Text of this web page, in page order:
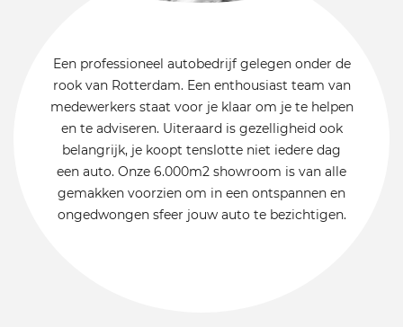
Een professioneel autobedrijf gelegen onder de
rook van Rotterdam. Een enthousiast team van
medewerkers staat voor je klaar om je te helpen
en te adviseren. Uiteraard is gezelligheid ook
belangrijk, je koopt tenslotte niet iedere dag
een auto. Onze 6.000m2 showroom is van alle
gemakken voorzien om in een ontspannen en
ongedwongen sfeer jouw auto te bezichtigen.